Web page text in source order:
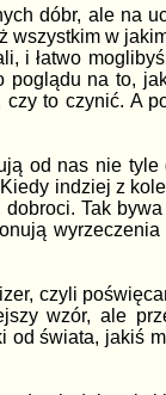
dóbr, ale na
w
i łatwo
na to,
to czynić. A
od nas nie tyle
indziej z
Tak
czyli
wzór, ale
świata, jakiś